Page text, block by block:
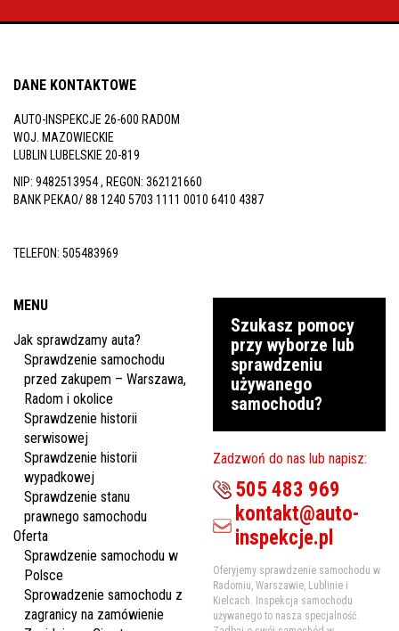
DANE KONTAKTOWE
AUTO-INSPEKCJE 26-600 RADOM
WOJ. MAZOWIECKIE
LUBLIN LUBELSKIE 20-819
NIP: 9482513954 , REGON: 362121660
BANK PEKAO/ 88 1240 5703 1111 0010 6410 4387
TELEFON: 505483969
MENU
Jak sprawdzamy auta?
Sprawdzenie samochodu
przed zakupem – Warszawa,
Radom i okolice
Sprawdzenie historii
serwisowej
Sprawdzenie historii
wypadkowej
Sprawdzenie stanu
prawnego samochodu
Oferta
Sprawdzenie samochodu w
Polsce
Sprowadzenie samochodu z
zagranicy na zamówienie
Szukasz pomocy
przy wyborze lub
sprawdzeniu
używanego
samochodu?
Zadzwoń do nas lub napisz:
505 483 969
kontakt@auto-
inspekcje.pl
Oferyjemy sprawdzenie samochodu w
Radomiu, Warszawie, Lublinie i
Kielcach. Inspekcja samochodu
używanego to nasza specjalność.